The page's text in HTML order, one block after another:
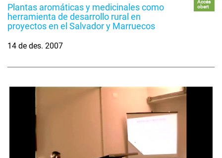
Plantas aromáticas y medicinales como
herramienta de desarrollo rural en
proyectos en el Salvador y Marruecos
Accés
obert
14 de des. 2007